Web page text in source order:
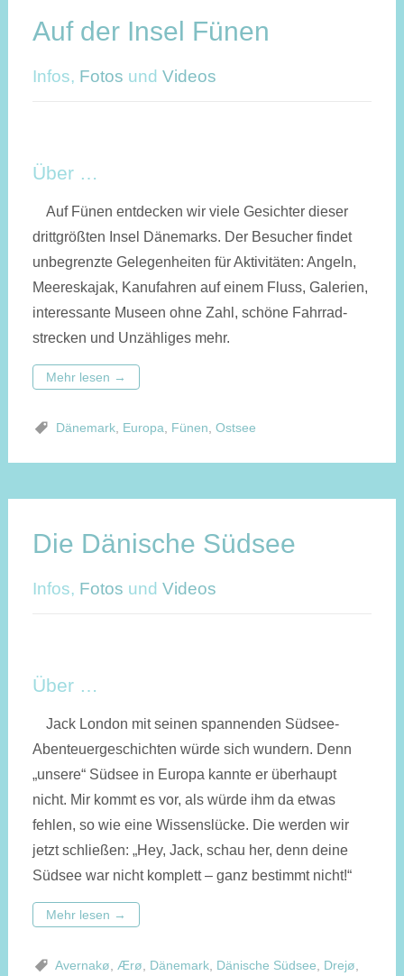
Auf der Insel Fünen
Infos, Fotos und Videos
Über …
Auf Fünen entdecken wir viele Gesichter dieser
drittgrößten Insel Dänemarks. Der Besucher findet
un­be­grenzte Gelegen­heiten für Akti­vi­täten: Angeln,
Meeres­kajak, Kanu­fahren auf einem Fluss, Galerien,
inte­ressante Museen ohne Zahl, schöne Fahr­rad­
strecken und Unzähliges mehr.
Mehr lesen →
Dänemark, Europa Fünen Ostsee
Die Dänische Südsee
Infos, Fotos und Videos
Über …
Jack London mit seinen span­nenden Südsee-
Aben­teuer­ge­schich­ten würde sich wundern. Denn
„unsere“ Süd­see in Europa kannte er über­haupt
nicht. Mir kommt es vor, als würde ihm da etwas
fehlen, so wie eine Wissens­lücke. Die werden wir
jetzt schließen: „Hey, Jack, schau her, denn deine
Südsee war nicht komplett – ganz bestimmt nicht!“
Mehr lesen →
Avernakø Ærø Dänemark, Dänische Südsee Drejø